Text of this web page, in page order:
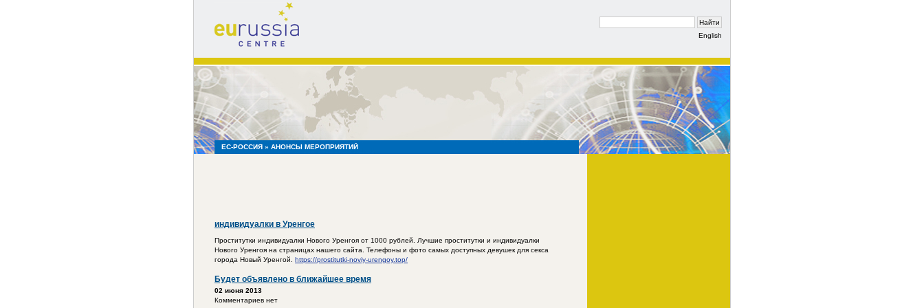
English
eurussia
centre
ЕС-РОССИЯ » АНОНСЫ МЕРОПРИЯТИЙ
индивидуалки в Уренгое
Проститутки индивидуалки Нового Уренгоя от 1000 рублей. Лучшие проститутки и индивидуалки
Нового Уренгоя на страницах нашего сайта. Телефоны и фото самых доступных девушек для секса
города Новый Уренгой. https://prostitutki-noviy-urengoy.top/
Будет объявлено в ближайшее время
02 июня 2013
Комментариев нет